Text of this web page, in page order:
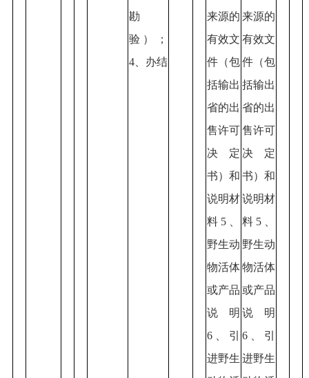
勘
验）；
4、办结
来源的
有效文
件（包
括输出
省的出
售许可
决定
书）和
说明材
料5、
野生动
物活体
或产品
说明
6、引
进野生
来源的
有效文
件（包
括输出
省的出
售许可
决定
书）和
说明材
料5、
野生动
物活体
或产品
说明
6、引
进野生